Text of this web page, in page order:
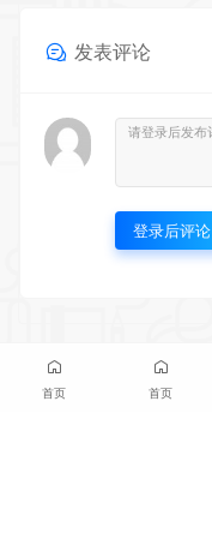
发表评论
登录后评论
首页 首页